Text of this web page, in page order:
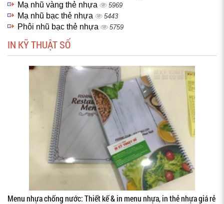
Mạ nhũ vàng thẻ nhựa 5969
Mạ nhũ bạc thẻ nhựa 5443
Phôi nhũ bạc thẻ nhựa 5759
IN KỸ THUẬT SỐ
Menu nhựa chống nước: Thiết kế & in menu nhựa, in thẻ nhựa giá rẻ